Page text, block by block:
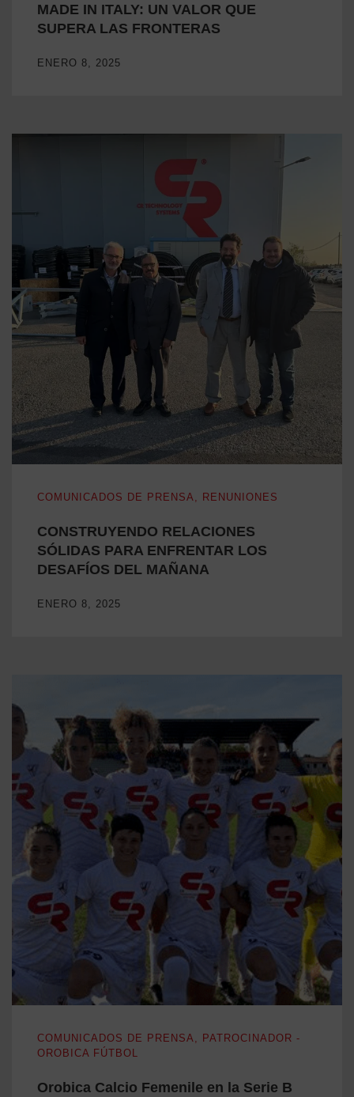
MADE IN ITALY: UN VALOR QUE
SUPERA LAS FRONTERAS
ENERO 8, 2025
COMUNICADOS DE PRENSA RENUNIONES
CONSTRUYENDO RELACIONES
SÓLIDAS PARA ENFRENTAR LOS
DESAFÍOS DEL MAÑANA
ENERO 8, 2025
COMUNICADOS DE PRENSA
PATROCINADOR -
OROBICA FÚTBOL
Orobica Calcio Femenile en la Serie B